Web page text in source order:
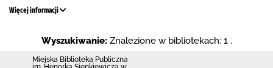
Więcej informacji
Wyszukiwanie: Znalezione w bibliotekach: 1 .
Miejska Biblioteka Publiczna